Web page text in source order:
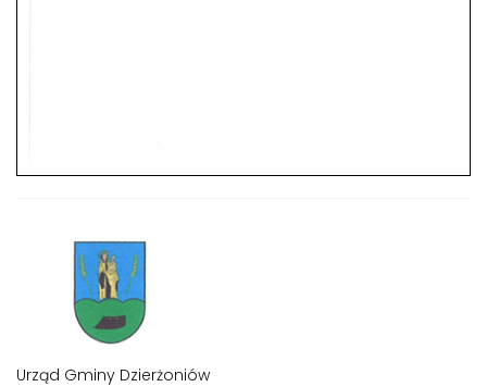
Urząd Gminy Dzierżoniów